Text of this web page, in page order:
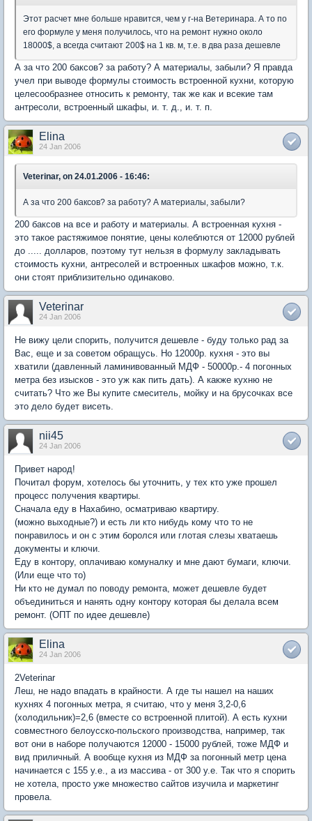
Этот расчет мне больше нравится, чем у г-на Ветеринара. А то по
его формуле у меня получилось, что на ремонт нужно около
18000$, а всегда считают 200$ на 1 кв. м, т.е. в два раза дешевле
А за что 200 баксов? за работу? А материалы, забыли? Я правда
учел при выводе формулы стоимость встроенной кухни, которую
целесообразнее относить к ремонту, так же как и всекие там
антресоли, встроенный шкафы, и. т. д., и. т. п.
Elina
24 Jan 2006
Veterinar, on 24.01.2006 - 16:46:
А за что 200 баксов? за работу? А материалы, забыли?
200 баксов на все и работу и материалы. А встроенная кухня -
это такое растяжимое понятие, цены колеблются от 12000 рублей
до ..... долларов, поэтому тут нельзя в формулу закладывать
стоимость кухни, антресолей и встроенных шкафов можно, т.к.
они стоят приблизительно одинаково.
Veterinar
24 Jan 2006
Не вижу цели спорить, получится дешевле - буду только рад за
Вас, еще и за советом обращусь. Но 12000р. кухня - это вы
хватили (давленный ламинивованный МДФ - 50000р.- 4 погонных
метра без изысков - это уж как пить дать). А какже кухню не
считать? Что же Вы купите смеситель, мойку и на брусочках все
это дело будет висеть.
nii45
24 Jan 2006
Привет народ!
Почитал форум, хотелось бы уточнить, у тех кто уже прошел
процесс получения квартиры.
Сначала еду в Нахабино, осматриваю квартиру.
(можно выходные?) и есть ли кто нибудь кому что то не
понравилось и он с этим боролся или глотая слезы хватаешь
документы и ключи.
Еду в контору, оплачиваю комуналку и мне дают бумаги, ключи.
(Или еще что то)
Ни кто не думал по поводу ремонта, может дешевле будет
объединиться и нанять одну контору которая бы делала всем
ремонт. (ОПТ по идее дешевле)
Elina
24 Jan 2006
2Veterinar
Леш, не надо впадать в крайности. А где ты нашел на наших
кухнях 4 погонных метра, я считаю, что у меня 3,2-0,6
(холодильник)=2,6 (вместе со встроенной плитой). А есть кухни
совместного белоусско-польского производства, например, так
вот они в наборе получаются 12000 - 15000 рублей, тоже МДФ и
вид приличный. А вообще кухня из МДФ за погонный метр цена
начинается с 155 у.е., а из массива - от 300 у.е. Так что я спорить
не хотела, просто уже множество сайтов изучила и маркетинг
провела.